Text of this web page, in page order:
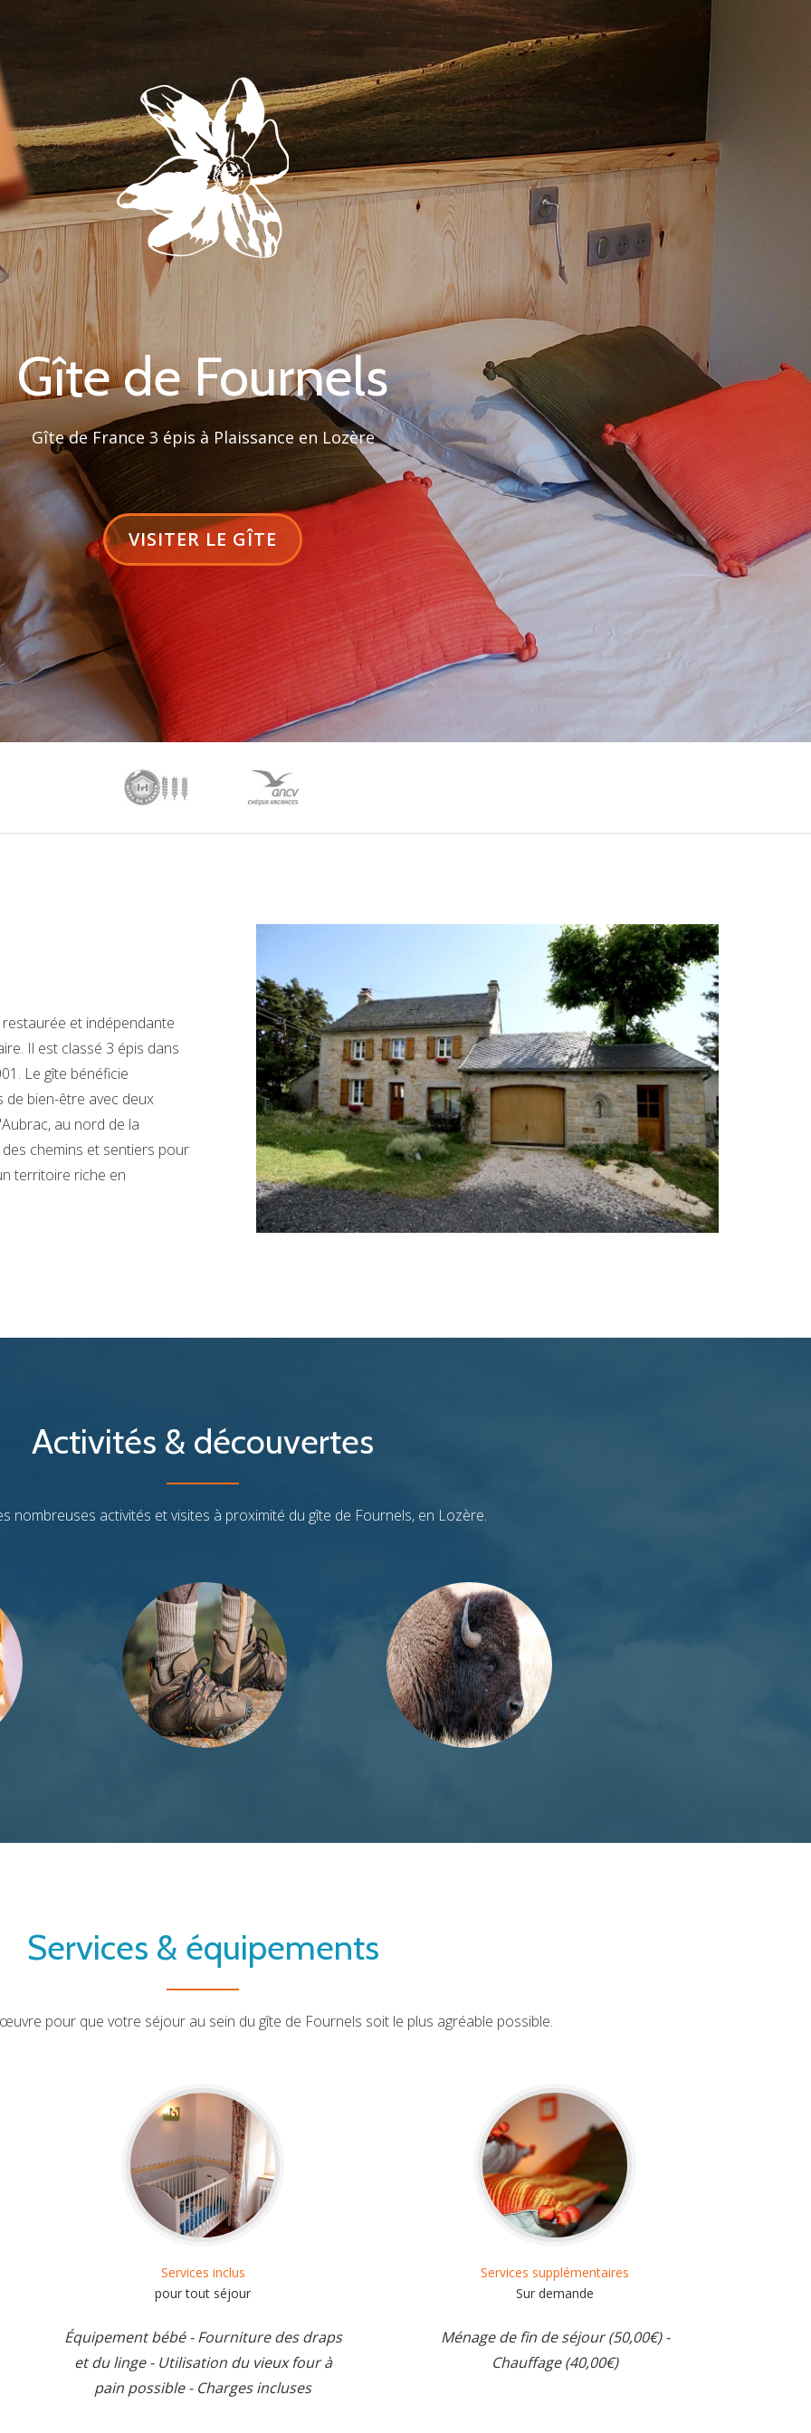
Gîte de Fournels
Gîte de France 3 épis à Plaissance en Lozère
LIBELLÉ
DU
BOUTON
D'EN-
TÊTEVISITER
LE
GÎTE
VISITER LE GÎTE
et indépendante
Il est classé 3 épis dans
Le gîte bénéficie
de bien-être avec deux
au nord de la
chemins et sentiers pour
territoire riche en
Activités & découvertes
nombreuses activités et visites à proximité du gîte de Fournels, en Lozère.
Randonnées
Pédestres & cyclotourisme
Bisons d'Europe
Services & équipements
pour que votre séjour au sein du gîte de Fournels soit le plus agréable possible.
Services inclus
pour tout séjour
Équipement bébé - Fourniture des draps
et du linge - Utilisation du vieux four à
pain possible - Charges incluses
Services supplémentaires
Sur demande
Ménage de fin de séjour (50,00€) -
Chauffage (40,00€)